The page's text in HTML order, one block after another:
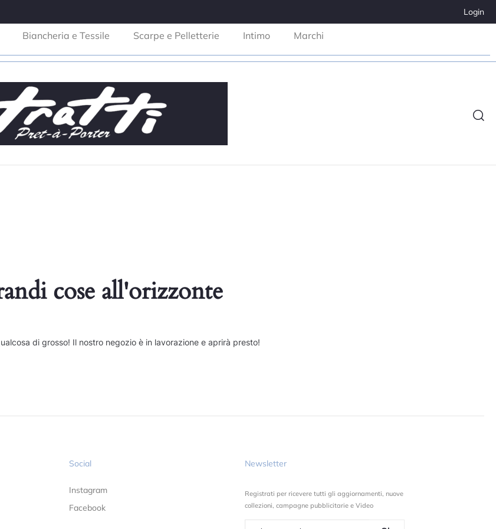
Login
Biancheria e Tessile Scarpe e Pelletterie Intimo Marchi
cose all'orizzonte
di grosso! Il nostro negozio è in lavorazione e aprirà presto!
Social
Instagram
Facebook
Newsletter
Registrati per ricevere tutti gli aggiornamenti, nuove
collezioni, campagne pubblicitarie e Video